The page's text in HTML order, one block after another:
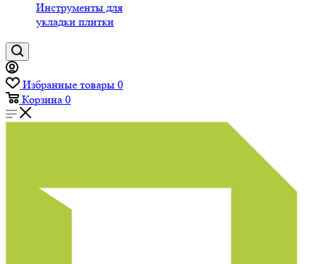
Инструменты для
укладки плитки
Избранные товары 0
Корзина 0